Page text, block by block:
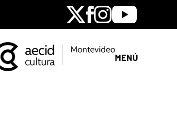
X Facebook
Instagram
Youtube
MENÚ